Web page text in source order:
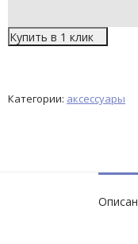
Купить в 1 клик
Категории: аксессуары